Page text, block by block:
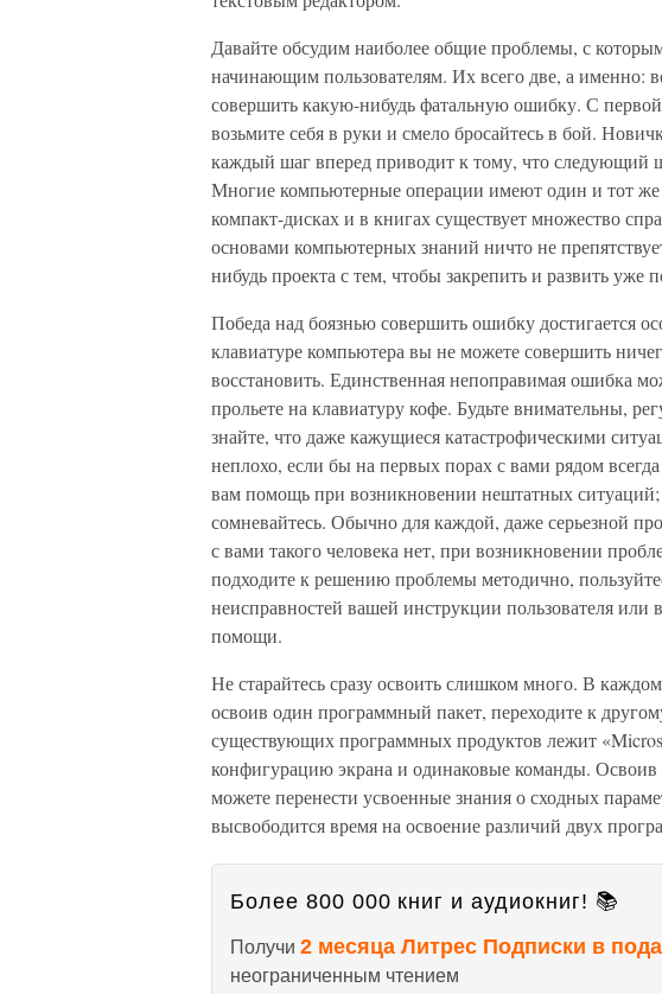
Давайте обсудим наиболее общие проблемы, с
начинающим пользователям. Их всего две, а именно:
совершить какую-нибудь фатальную ошибку. С
возьмите себя в руки и смело бросайтесь в бой.
каждый шаг вперед приводит к тому, что следующий
Многие компьютерные операции имеют один и тот
компакт-дисках и в книгах существует множество
основами компьютерных знаний ничто не
нибудь проекта с тем, чтобы закрепить и развить уже
Победа над боязнью совершить ошибку достигается
клавиатуре компьютера вы не можете совершить
восстановить. Единственная непоправимая ошибка
прольете на клавиатуру кофе. Будьте внимательны,
знайте, что даже кажущиеся катастрофическими
неплохо, если бы на первых порах с вами рядом
вам помощь при возникновении нештатных ситуаций;
сомневайтесь. Обычно для каждой, даже серьезной
с вами такого человека нет, при возникновении
подходите к решению проблемы методично,
неисправностей вашей инструкции пользователя
помощи.
Не старайтесь сразу освоить слишком много. В
освоив один программный пакет, переходите к
существующих программных продуктов лежит
конфигурацию экрана и одинаковые команды.
можете перенести усвоенные знания о сходных
высвободится время на освоение различий двух
Более 800 000 книг и аудиокниг! 📚
Получи 2 месяца Литрес Подписки в
неограниченным чтением